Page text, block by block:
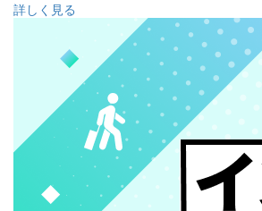
詳しく見る